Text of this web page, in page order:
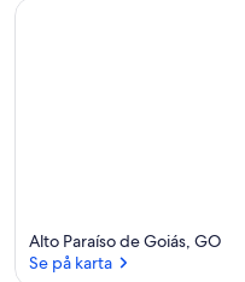
Alto Paraíso de Goiás, GO
Se på karta